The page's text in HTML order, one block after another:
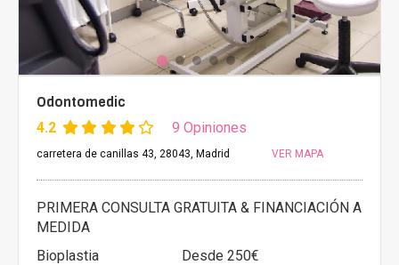
Odontomedic
4.2 9 Opiniones
carretera de canillas 43, 28043, Madrid VER MAPA
PRIMERA CONSULTA GRATUITA & FINANCIACIÓN A
MEDIDA
Bioplastia
Desde 250€